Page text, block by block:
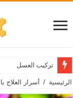
تركيب العسل
الرئيسية / أسرار العلاج